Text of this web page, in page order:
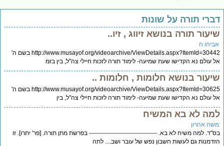
תורה על שונות
תורה בנושא זיווג , זיו..
ח
http://www.musayof.org/videoarchive/ViewDetails.aspx?ItemId=30442 בשם ה'
עולם נא הקדישו שעת שמיעה- לימוד תורה לזכות חיילי צה"ל, בין בזמ
בנושא חלומות , חלומות ..
http://www.musayof.org/videoarchive/ViewDetails.aspx?ItemId=30625 בשם ה'
עולם נא הקדישו שעת שמיעה- לימוד תורה לזכות חיילי צה"ל, בין
לא בא המשיח
אהרון
למה משיח לא בא. ---------------------------------- בפרשת מתן תורה. [פר' יתרו]. זו
גם לעשות חשבון נפש של עובר ושב.... לתה